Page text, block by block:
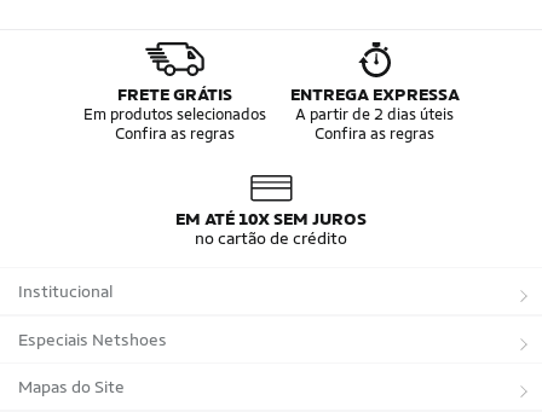
FRETE GRÁTIS
Em produtos selecionados
Confira as regras
ENTREGA EXPRESSA
A partir de 2 dias úteis
Confira as regras
EM ATÉ 10X SEM JUROS
no cartão de crédito
Institucional
Sobre a Netshoes
Política de Privacidade
Especiais Netshoes
Suplementos
Mapas do Site